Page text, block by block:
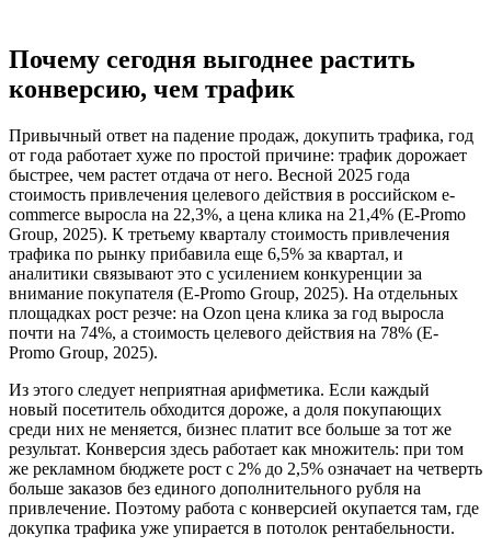
Почему сегодня выгоднее растить
конверсию, чем трафик
Привычный ответ на падение продаж, докупить трафика, год
от года работает хуже по простой причине: трафик дорожает
быстрее, чем растет отдача от него. Весной 2025 года
стоимость привлечения целевого действия в российском e-
commerce выросла на 22,3%, а цена клика на 21,4% (E-Promo
Group, 2025). К третьему кварталу стоимость привлечения
трафика по рынку прибавила еще 6,5% за квартал, и
аналитики связывают это с усилением конкуренции за
внимание покупателя (E-Promo Group, 2025). На отдельных
площадках рост резче: на Ozon цена клика за год выросла
почти на 74%, а стоимость целевого действия на 78% (E-
Promo Group, 2025).
Из этого следует неприятная арифметика. Если каждый
новый посетитель обходится дороже, а доля покупающих
среди них не меняется, бизнес платит все больше за тот же
результат. Конверсия здесь работает как множитель: при том
же рекламном бюджете рост с 2% до 2,5% означает на четверть
больше заказов без единого дополнительного рубля на
привлечение. Поэтому работа с конверсией окупается там, где
докупка трафика уже упирается в потолок рентабельности.